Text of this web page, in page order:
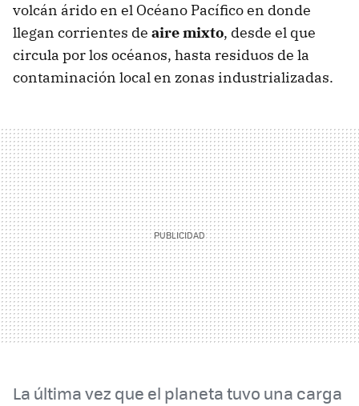
volcán árido en el Océano Pacífico en donde
llegan corrientes de aire mixto, desde el que
circula por los océanos, hasta residuos de la
contaminación local en zonas industrializadas.
La última vez que el planeta tuvo una carga